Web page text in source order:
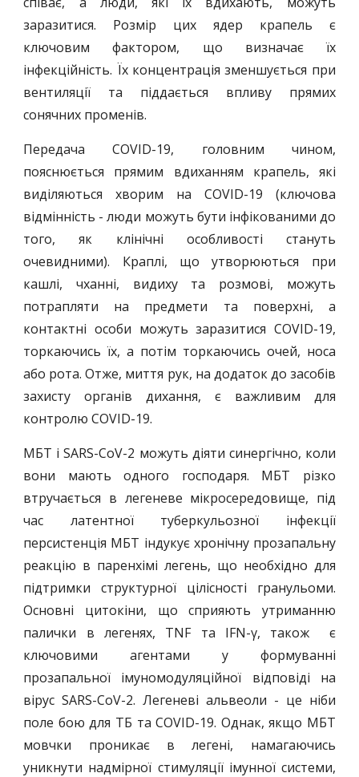
заразитися. Розмір цих ядер крапель є
ключовим фактором, що визначає їх
інфекційність. Їх концентрація зменшується при
вентиляції та піддається впливу прямих
сонячних променів.
Передача COVID-19, головним чином,
пояснюється прямим вдиханням крапель, які
виділяються хворим на COVID-19 (ключова
відмінність - люди можуть бути інфікованими до
того, як клінічні особливості стануть
очевидними). Краплі, що утворюються при
кашлі, чханні, видиху та розмові, можуть
потрапляти на предмети та поверхні, а
контактні особи можуть заразитися COVID-19,
торкаючись їх, а потім торкаючись очей, носа
або рота. Отже, миття рук, на додаток до засобів
захисту органів дихання, є важливим для
контролю COVID-19.
МБТ і SARS-CoV-2 можуть діяти синергічно, коли
вони мають одного господаря. МБТ різко
втручається в легеневе мікросередовище, під
час латентної туберкульозної інфекції
персистенція МБТ індукує хронічну прозапальну
реакцію в паренхімі легень, що необхідно для
підтримки структурної цілісності гранульоми.
Основні цитокіни, що сприяють утриманню
палички в легенях, TNF та IFN-γ, також є
ключовими агентами у формуванні
прозапальної імуномодуляційної відповіді на
вірус SARS-CoV-2. Легеневі альвеоли - це ніби
поле бою для ТБ та COVID-19. Однак, якщо МБТ
мовчки проникає в легені, намагаючись
уникнути надмірної стимуляції імунної системи,